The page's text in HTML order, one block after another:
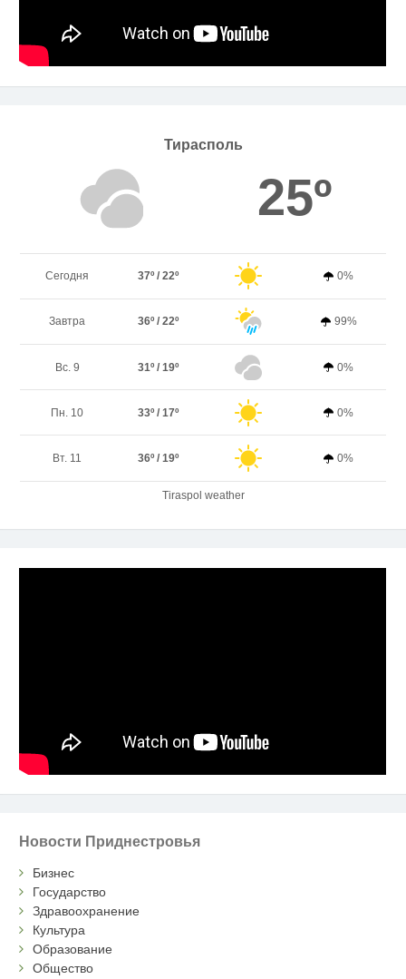
Тирасполь
25º
Сегодня 37º / 22º 0%
Завтра 36º / 22º 99%
Вс. 9 31º / 19º 0%
Пн. 10 33º / 17º 0%
Вт. 11 36º / 19º 0%
Tiraspol weather
Новости Приднестровья
Бизнес
Государство
Здравоохранение
Культура
Образование
Общество